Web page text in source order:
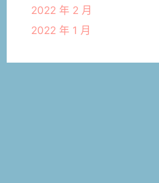
2022 年 2 月
2022 年 1 月